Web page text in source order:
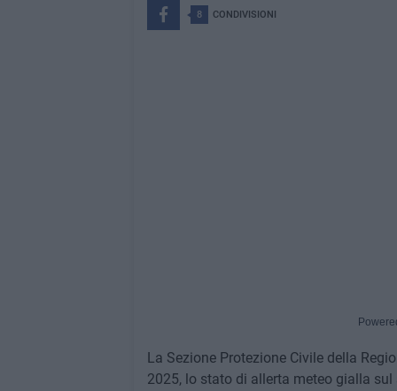
8 CONDIVISIONI
La Sezione Protezione Civile della
2025, lo stato di allerta meteo gialla